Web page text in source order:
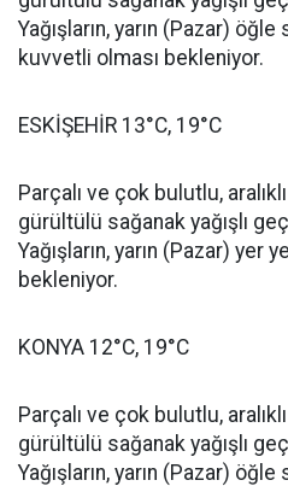
Yağışların, yarın (Pazar)
kuvvetli olması bekleniyor.
ESKİŞEHİR 13°C, 19°C
Parçalı ve çok bulutlu,
gürültülü sağanak yağışlı
Yağışların, yarın (Pazar) yer
bekleniyor.
KONYA 12°C, 19°C
Parçalı ve çok bulutlu,
gürültülü sağanak yağışlı
Yağışların, yarın (Pazar)